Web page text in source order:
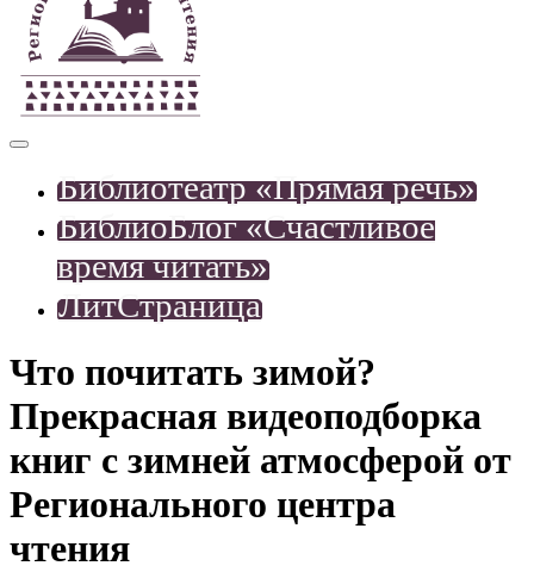
Библиотеатр «Прямая речь»
БиблиоБлог «Счастливое
время читать»
ЛитСтраница
Что почитать зимой?
Прекрасная видеоподборка
книг с зимней атмосферой от
Регионального центра
чтения